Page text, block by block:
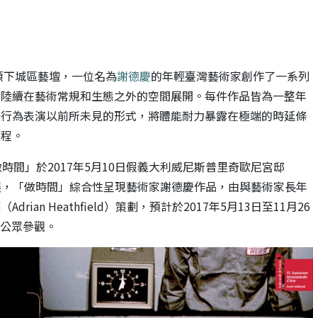
城區藝壇，一位名為謝德慶的年輕臺灣藝術家創作了一系列
續在藝術常規和生態之外的空間展開。每件作品皆為一整年
為表演以前所未見的形式 ，將體能耐力暴露在極端的時延條
。
間」於2017年5月10日假義大利威尼斯普里奇歐尼宮邸
「做時間」綜合性呈現藝術家謝德慶作品，由與藝術家長年
Adrian Heathfield）策劃，預計於2017年5月13日至11月26
眾參觀。